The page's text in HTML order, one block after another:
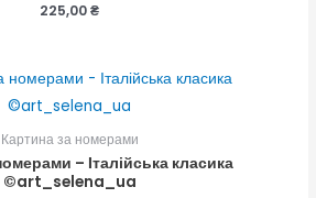
Оцінено
225,00₴
Картина за номерами
– Італійська класика
©art_selena_ua